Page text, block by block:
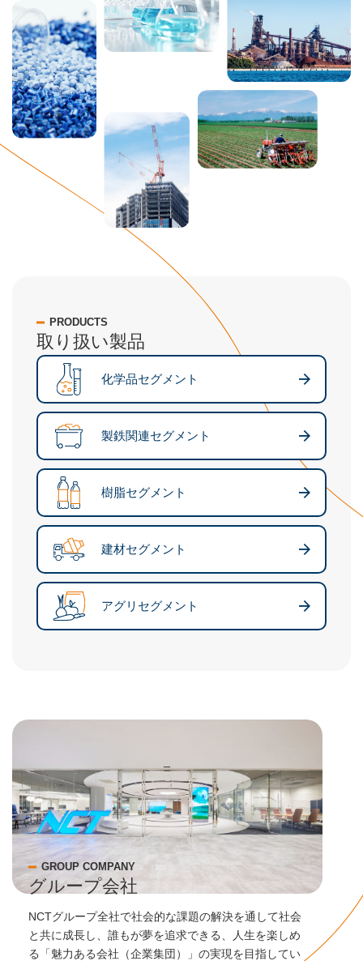
PRODUCTS
取り扱い製品
化学品セグメント
製鉄関連セグメント
樹脂セグメント
建材セグメント
アグリセグメント
GROUP COMPANY
グループ会社
NCTグループ全社で社会的な課題の解決を通して社会
と共に成長し、誰もが夢を追求できる、人生を楽しめ
る「魅力ある会社（企業集団）」の実現を目指してい